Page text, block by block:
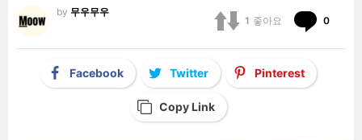
by 무우무우
1 좋아요 0
Facebook Twitter Pinterest
Copy Link